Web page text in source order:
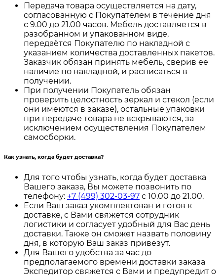
Передача товара осуществляется на дату,
согласованную с Покупателем в течение дня
с 9.00 до 21.00 часов. Мебель доставляется в
разобранном и упакованном виде,
передаётся Покупателю по накладной с
указанием количества доставленных пакетов.
Заказчик обязан принять мебель, сверив ее
наличие по накладной, и расписаться в
получении.
При получении Покупатель обязан
проверить целостность зеркал и стекол (если
они имеются в заказе), остальные упаковки
при передаче товара не вскрываются, за
исключением осуществления Покупателем
самосборки.
Как узнать, когда будет доставка?
Для того чтобы узнать, когда будет доставка
Вашего заказа, Вы можете позвонить по
телефону: +7 (499) 302-03-97 с 10.00 до 21.00.
Если Ваш заказ укомплектован и готов к
доставке, с Вами свяжется сотрудник
логистики и согласует удобный для Вас день
доставки. Также он сможет назвать половину
дня, в которую Ваш заказ привезут.
Для Вашего удобства за час до
предполагаемого времени доставки заказа
Экспедитор свяжется с Вами и предупредит о